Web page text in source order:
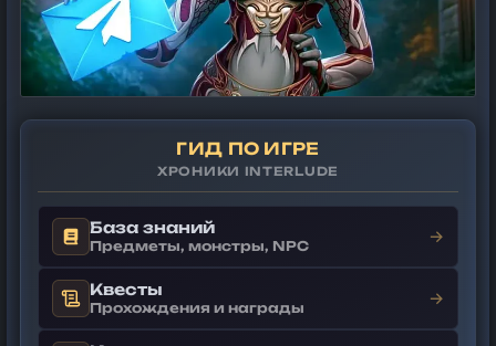
ГИД ПО ИГРЕ
ХРОНИКИ INTERLUDE
База знаний
Предметы, монстры, NPC →
Квесты
Прохождения и награды →